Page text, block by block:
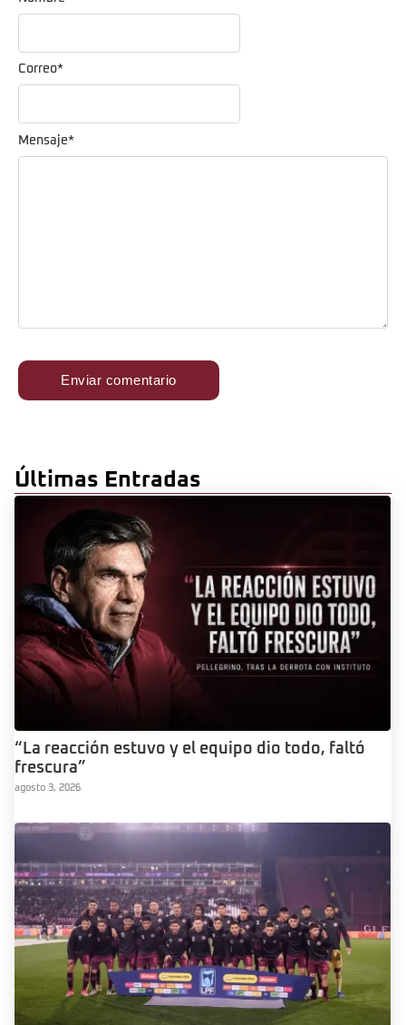
Mensaje*
Correo*
Últimas Entradas
“La reacción estuvo y el equipo dio todo, faltó
frescura”
agosto 3, 2026